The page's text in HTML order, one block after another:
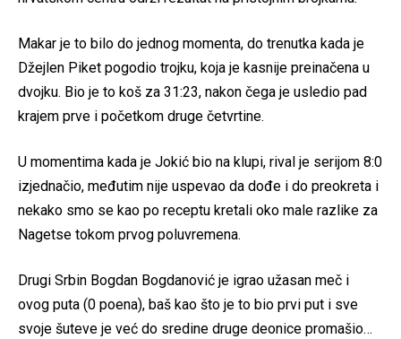
Makar je to bilo do jednog momenta, do trenutka kada je
Džejlen Piket pogodio trojku, koja je kasnije preinačena u
dvojku. Bio je to koš za 31:23, nakon čega je usledio pad
krajem prve i početkom druge četvrtine.
U momentima kada je Jokić bio na klupi, rival je serijom 8:0
izjednačio, međutim nije uspevao da dođe i do preokreta i
nekako smo se kao po receptu kretali oko male razlike za
Nagetse tokom prvog poluvremena.
Drugi Srbin Bogdan Bogdanović je igrao užasan meč i
ovog puta (0 poena), baš kao što je to bio prvi put i sve
svoje šuteve je već do sredine druge deonice promašio…